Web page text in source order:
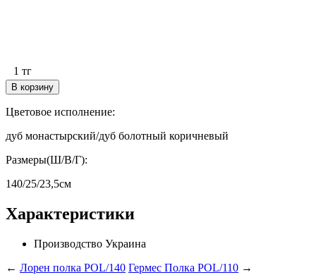
1 тг
В корзину
Цветовое исполнение:
дуб монастырский/дуб болотный коричневый
Размеры(Ш/В/Г):
140/25/23,5см
Характеристики
Производство Украина
← Лорен полка POL/140 Гермес Полка POL/110 →